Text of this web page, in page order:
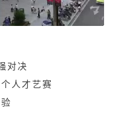
对决
人才艺赛